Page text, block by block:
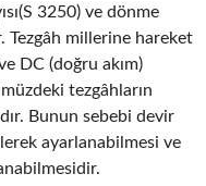
3250) ve dönme
Tezgâh millerine hareket
DC (doğru akım)
tezgâhların
Bunun sebebi devir
ayarlanabilmesi ve